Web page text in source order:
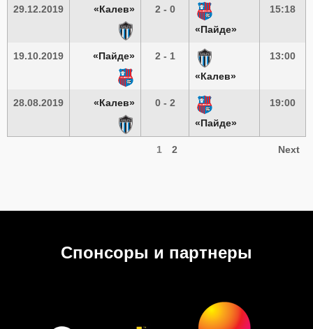
29.12.2019 «Калев»
2 - 0
«Пайде»
15:18
19.10.2019 «Пайде»
2 - 1
«Калев»
13:00
28.08.2019 «Калев»
0 - 2
«Пайде»
19:00
1 2 Next
Спонсоры и партнеры